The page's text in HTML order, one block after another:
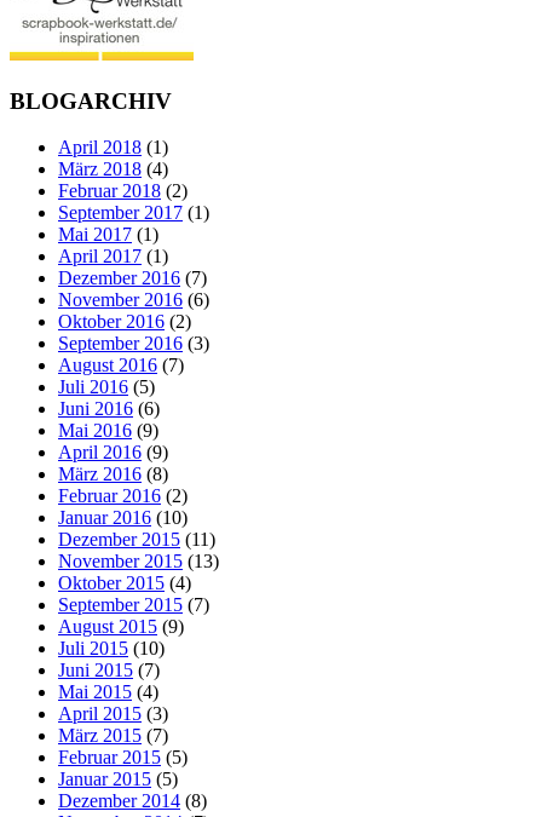
BLOGARCHIV
April 2018 (1)
März 2018 (4)
Februar 2018 (2)
September 2017 (1)
Mai 2017 (1)
April 2017 (1)
Dezember 2016 (7)
November 2016 (6)
Oktober 2016 (2)
September 2016 (3)
August 2016 (7)
Juli 2016 (5)
Juni 2016 (6)
Mai 2016 (9)
April 2016 (9)
März 2016 (8)
Februar 2016 (2)
Januar 2016 (10)
Dezember 2015 (11)
November 2015 (13)
Oktober 2015 (4)
September 2015 (7)
August 2015 (9)
Juli 2015 (10)
Juni 2015 (7)
Mai 2015 (4)
April 2015 (3)
März 2015 (7)
Februar 2015 (5)
Januar 2015 (5)
Dezember 2014 (8)